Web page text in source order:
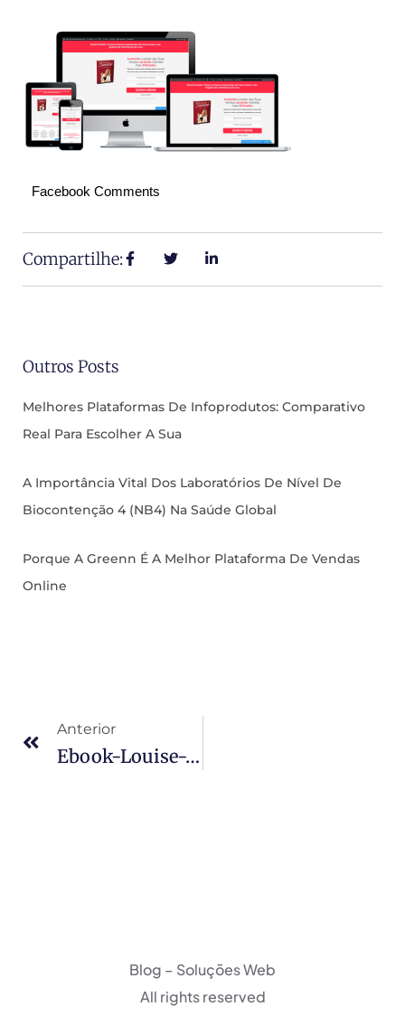
Facebook Comments
Compartilhe:
Outros Posts
Melhores Plataformas De Infoprodutos: Comparativo
Real Para Escolher A Sua
A Importância Vital Dos Laboratórios De Nível De
Biocontenção 4 (NB4) Na Saúde Global
Porque A Greenn É A Melhor Plataforma De Vendas
Online
Anterior
Ebook-Louise-768×364
Blog – Soluções Web
All rights reserved